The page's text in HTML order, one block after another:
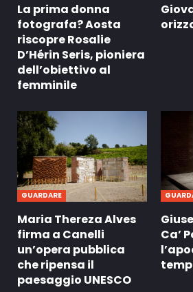
La prima donna
fotografa? Aosta
riscopre Rosalie
D’Hérin Seris, pioniera
dell’obiettivo al
femminile
GUARDARE
Maria Thereza Alves
firma a Canelli
un’opera pubblica
che ripensa il
paesaggio UNESCO
Ca’